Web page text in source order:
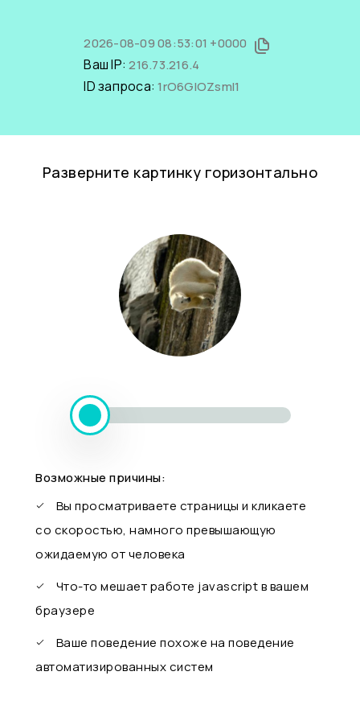
2026-08-09 08:53:01 +0000
Ваш IP:216.73.216.4
ID запроса:1rO6GIOZsmI1
Разверните картинку горизонтально
Возможные причины:
Вы просматриваете страницы и кликаете
со скоростью, намного превышающую
ожидаемую от человека
Что-то мешает работе javascript в вашем
браузере
Ваше поведение похоже на поведение
автоматизированных систем